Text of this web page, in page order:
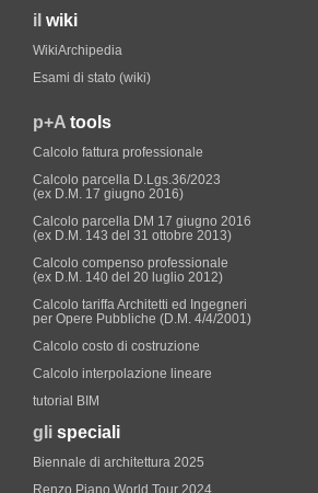
il wiki
WikiArchipedia
Esami di stato (wiki)
p+A tools
Calcolo fattura professionale
Calcolo parcella D.Lgs.36/2023
(ex D.M. 17 giugno 2016)
Calcolo parcella DM 17 giugno 2016
(ex D.M. 143 del 31 ottobre 2013)
Calcolo compenso professionale
(ex D.M. 140 del 20 luglio 2012)
Calcolo tariffa Architetti ed Ingegneri
per Opere Pubbliche (D.M. 4/4/2001)
Calcolo costo di costruzione
Calcolo interpolazione lineare
tutorial BIM
gli speciali
Biennale di architettura 2025
Renzo Piano World Tour 2024